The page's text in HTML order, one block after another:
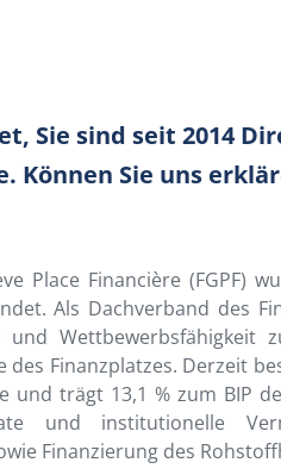
Sie sind seit 2014
Können Sie uns
Place Financière (FGPF)
Als Dachverband des
und Wettbewerbsfähigkeit
des Finanzplatzes. Derzeit
und trägt 13,1 % zum BIP
und institutionelle
Finanzierung des